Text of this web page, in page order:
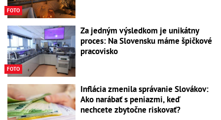
FOTO
FOTO
Za jedným výsledkom je unikátny
proces: Na Slovensku máme špičkové
pracovisko
Inflácia zmenila správanie Slovákov:
Ako narábať s peniazmi, keď
nechcete zbytočne riskovať?